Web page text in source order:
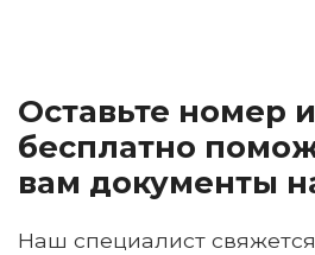
Оставьте номер
бесплатно
вам документы
Наш специалист